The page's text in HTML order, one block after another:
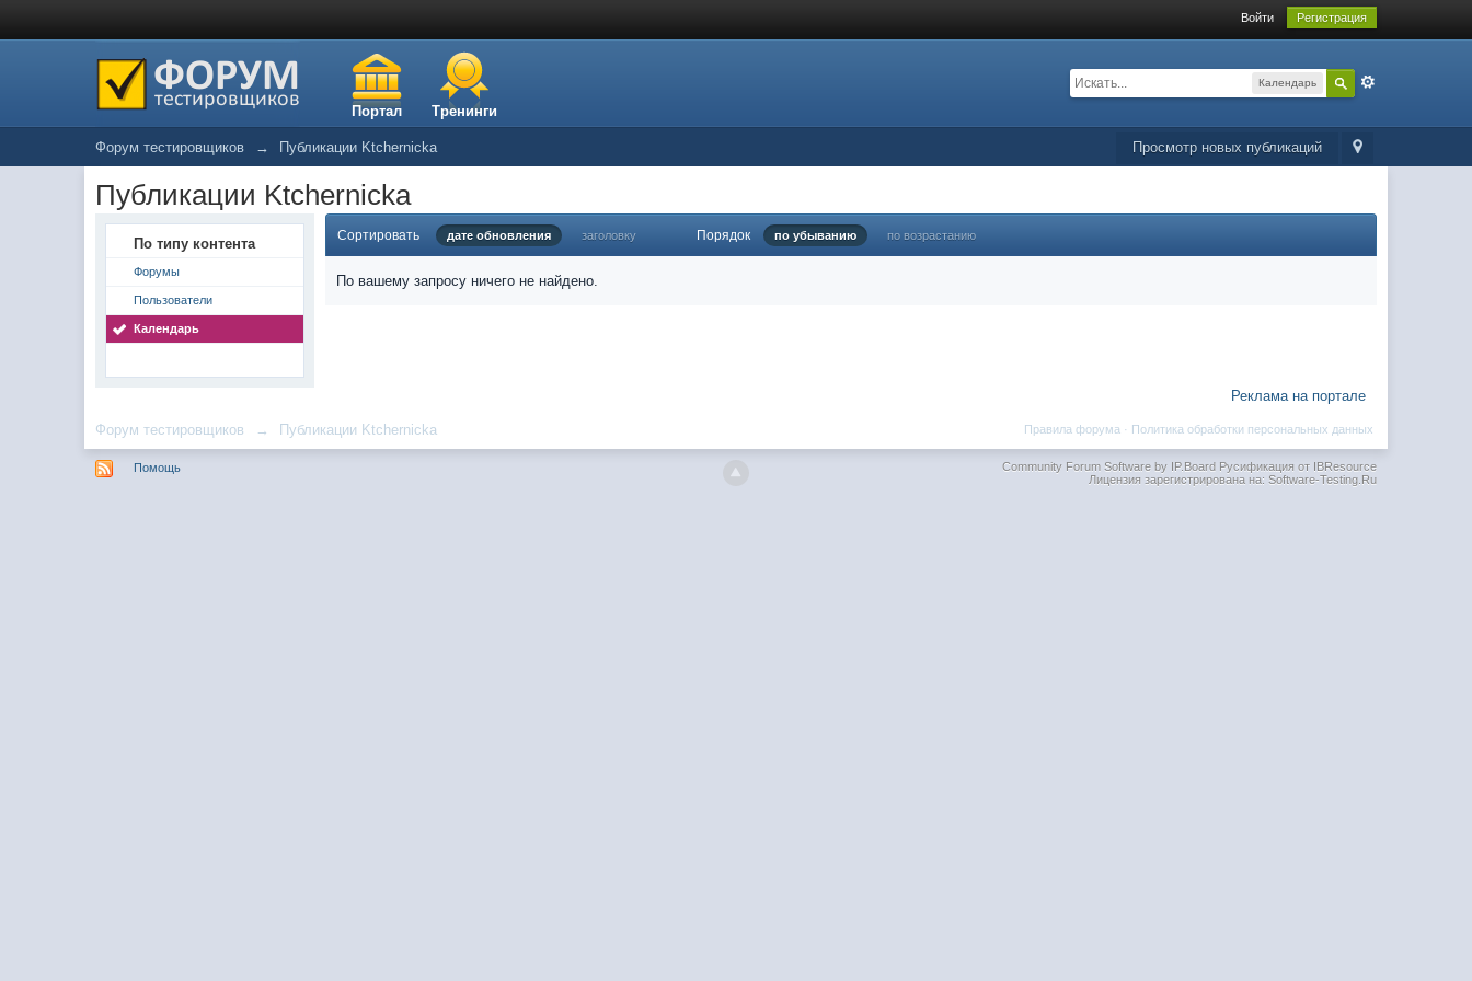
Войти Регистрация
Портал Тренинги
Календарь
Просмотр новых публикаций
Форум тестировщиков → Публикации Ktchernicka
Публикации Ktchernicka
По типу контента
Форумы
Пользователи
Календарь
Сортировать дате обновления заголовку Порядок по убыванию по возрастанию
По вашему запросу ничего не найдено.
Реклама на портале
Форум тестировщиков → Публикации Ktchernicka Политика обработки персональных данных
Правила форума ·
Помощь Community Forum Software by IP.BoardРусификация от IBResource
Лицензия зарегистрирована на: Software-Testing.Ru